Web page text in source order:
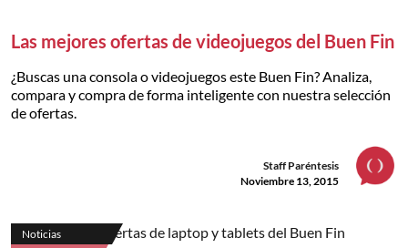
Las mejores ofertas de videojuegos del Buen Fin
¿Buscas una consola o videojuegos este Buen Fin? Analiza,
compara y compra de forma inteligente con nuestra selección
de ofertas.
Staff Paréntesis
Noviembre 13, 2015
Noticias